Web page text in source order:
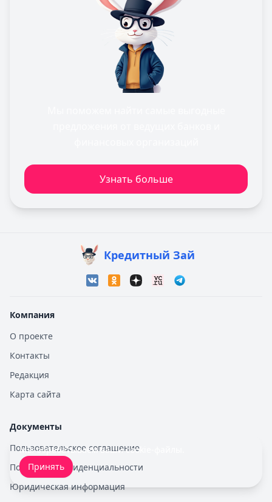
Узнать больше
Кредитный Зай
Компания
О проекте
Контакты
Редакция
Карта сайта
Документы
Пользовательское соглашение
Политика конфиденциальности
Юридическая информация
Мы обрабатываем ваши cookie-файлы
Принять